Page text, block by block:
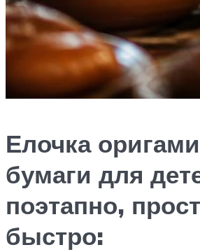
Елочка
бумаги для
поэтапно,
быстро: